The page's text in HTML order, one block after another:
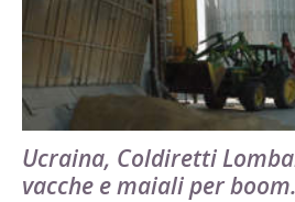
Ucraina, Coldiretti
vacche e maiali per